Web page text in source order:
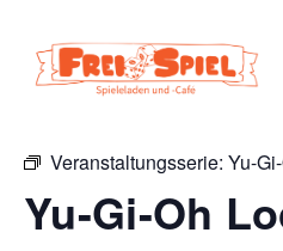
« Alle Veranstaltungen
Veranstaltungsserie: Yu-
Yu-Gi-Oh